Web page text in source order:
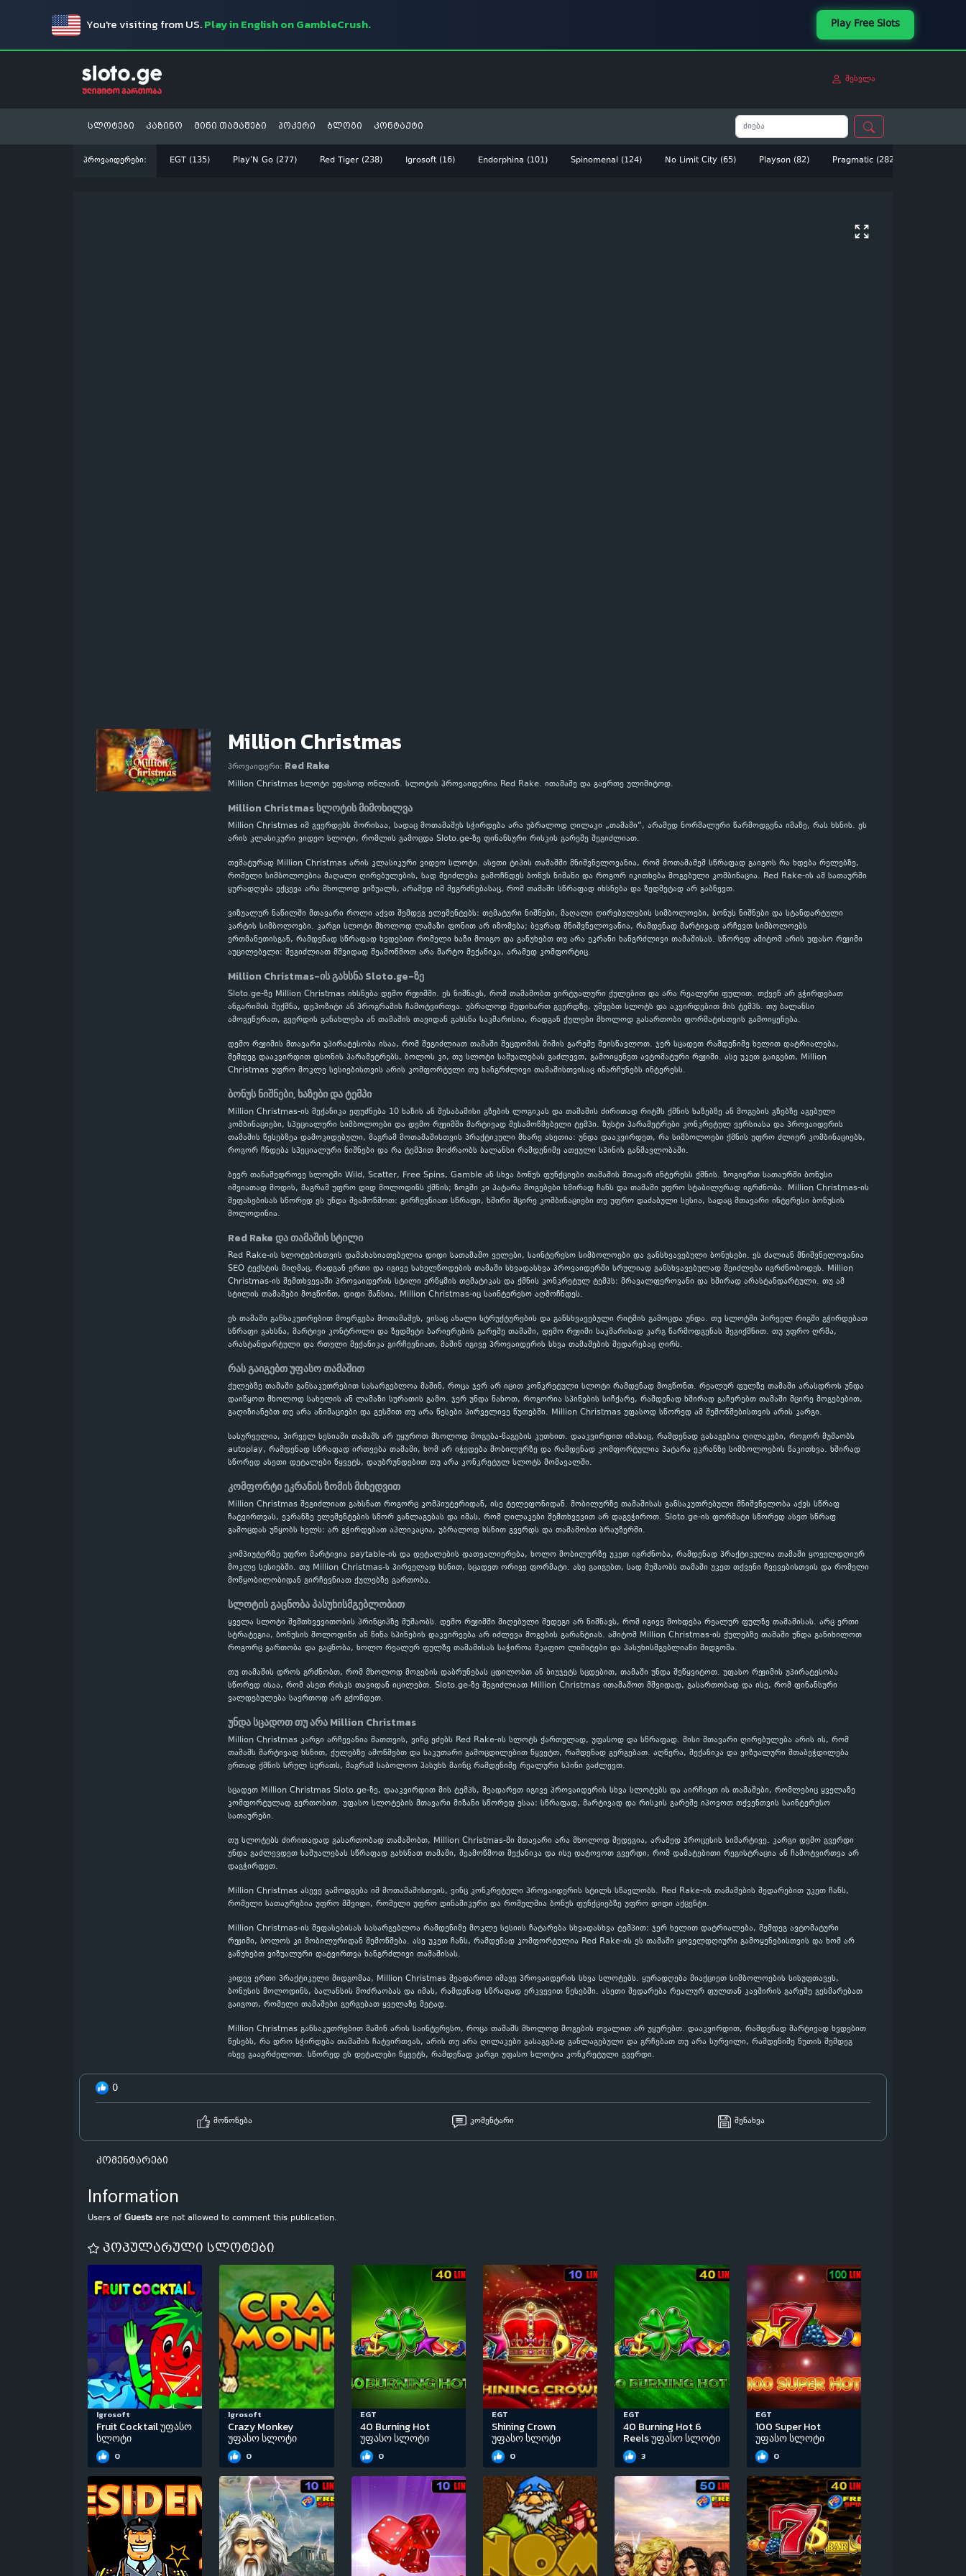
You're visiting from US.Play in English on GambleCrush. Play Free Slots
შესვლა
სლოტები კაზინო მინი თამაშები პოკერი ბლოგი კონტაქტი
პროვაიდერები: EGT (135) Play'N Go (277) Red Tiger (238) Igrosoft (16) Endorphina (101) Spinomenal (124) No Limit City (65) Playson (82) Pragmatic (282)
Million Christmas
პროვაიდერი: Red Rake
Million Christmas სლოტი უფასოდ ონლაინ. სლოტის პროვაიდერია Red Rake. ითამაშე და გაერთე ულიმიტოდ.
Million Christmas სლოტის მიმოხილვა
Million Christmas იმ გვერდებს შორისაა, სადაც მოთამაშეს სჭირდება არა უბრალოდ ღილაკი „თამაში“, არამედ ნორმალური წარმოდგენა იმაზე, რას ხსნის. ეს
არის კლასიკური ვიდეო სლოტი, რომლის გამოცდა Sloto.ge-ზე ფინანსური რისკის გარეშე შეგიძლიათ.
თემატურად Million Christmas არის კლასიკური ვიდეო სლოტი. ასეთი ტიპის თამაშში მნიშვნელოვანია, რომ მოთამაშემ სწრაფად გაიგოს რა ხდება რელებზე,
რომელი სიმბოლოებია მაღალი ღირებულების, სად შეიძლება გამოჩნდეს ბონუს ნიშანი და როგორ იკითხება მოგებული კომბინაცია. Red Rake-ის ამ სათაურში
ყურადღება ექცევა არა მხოლოდ ვიზუალს, არამედ იმ შეგრძნებასაც, რომ თამაში სწრაფად იხსნება და ზედმეტად არ გაბნევთ.
ვიზუალურ ნაწილში მთავარი როლი აქვთ შემდეგ ელემენტებს: თემატური ნიშნები, მაღალი ღირებულების სიმბოლოები, ბონუს ნიშნები და სტანდარტული
კარტის სიმბოლოები. კარგი სლოტი მხოლოდ ლამაზი ფონით არ იზომება; ბევრად მნიშვნელოვანია, რამდენად მარტივად არჩევთ სიმბოლოებს
ერთმანეთისგან, რამდენად სწრაფად ხვდებით რომელი ხაზი მოიგო და გაწუხებთ თუ არა ეკრანი ხანგრძლივი თამაშისას. სწორედ ამიტომ არის უფასო რეჟიმი
აუცილებელი: შეგიძლიათ მშვიდად შეამოწმოთ არა მარტო მექანიკა, არამედ კომფორტიც.
Million Christmas-ის გახსნა Sloto.ge-ზე
Sloto.ge-ზე Million Christmas იხსნება დემო რეჟიმში. ეს ნიშნავს, რომ თამაშობთ ვირტუალური ქულებით და არა რეალური ფულით. თქვენ არ გჭირდებათ
ანგარიშის შექმნა, დეპოზიტი ან პროგრამის ჩამოტვირთვა. უბრალოდ შედიხართ გვერდზე, უშვებთ სლოტს და აკვირდებით მის ტემპს. თუ ბალანსი
ამოგეწურათ, გვერდის განახლება ან თამაშის თავიდან გახსნა საკმარისია, რადგან ქულები მხოლოდ გასართობი ფორმატისთვის გამოიყენება.
დემო რეჟიმის მთავარი უპირატესობა ისაა, რომ შეგიძლიათ თამაში შეცდომის შიშის გარეშე შეისწავლოთ. ჯერ სცადეთ რამდენიმე ხელით დატრიალება,
შემდეგ დააკვირდით ფსონის პარამეტრებს, ბოლოს კი, თუ სლოტი საშუალებას გაძლევთ, გამოიყენეთ ავტომატური რეჟიმი. ასე უკეთ გაიგებთ, Million
Christmas უფრო მოკლე სესიებისთვის არის კომფორტული თუ ხანგრძლივი თამაშისთვისაც ინარჩუნებს ინტერესს.
ბონუს ნიშნები, ხაზები და ტემპი
Million Christmas-ის მექანიკა ეფუძნება 10 ხაზის ან შესაბამისი გზების ლოგიკას და თამაშის ძირითად რიტმს ქმნის ხაზებზე ან მოგების გზებზე აგებული
კომბინაციები, სპეციალური სიმბოლოები და დემო რეჟიმში მარტივად შესამოწმებელი ტემპი. ზუსტი პარამეტრები კონკრეტულ ვერსიასა და პროვაიდერის
თამაშის წესებზეა დამოკიდებული, მაგრამ მოთამაშისთვის პრაქტიკული მხარე ასეთია: უნდა დააკვირდეთ, რა სიმბოლოები ქმნის უფრო ძლიერ კომბინაციებს,
როგორ ჩნდება სპეციალური ნიშნები და რა ტემპით მოძრაობს ბალანსი რამდენიმე ათეული სპინის განმავლობაში.
ბევრ თანამედროვე სლოტში Wild, Scatter, Free Spins, Gamble ან სხვა ბონუს ფუნქციები თამაშის მთავარ ინტერესს ქმნის. ზოგიერთ სათაურში ბონუსი
იშვიათად მოდის, მაგრამ უფრო დიდ მოლოდინს ქმნის; ზოგში კი პატარა მოგებები ხშირად ჩანს და თამაში უფრო სტაბილურად იგრძნობა. Million Christmas-ის
შეფასებისას სწორედ ეს უნდა შეამოწმოთ: გირჩევნიათ სწრაფი, ხშირი მცირე კომბინაციები თუ უფრო დაძაბული სესია, სადაც მთავარი ინტერესი ბონუსის
მოლოდინია.
Red Rake და თამაშის სტილი
Red Rake-ის სლოტებისთვის დამახასიათებელია დიდი სათამაშო ველები, საინტერესო სიმბოლოები და განსხვავებული ბონუსები. ეს ძალიან მნიშვნელოვანია
SEO ტექსტის მიღმაც, რადგან ერთი და იგივე სახელწოდების თამაში სხვადასხვა პროვაიდერში სრულიად განსხვავებულად შეიძლება იგრძნობოდეს. Million
Christmas-ის შემთხვევაში პროვაიდერის სტილი ერწყმის თემატიკას და ქმნის კონკრეტულ ტემპს: მრავალფეროვანი და ხშირად არასტანდარტული. თუ ამ
სტილის თამაშები მოგწონთ, დიდი შანსია, Million Christmas-იც საინტერესო აღმოჩნდეს.
ეს თამაში განსაკუთრებით მოერგება მოთამაშეს, ვისაც ახალი სტრუქტურების და განსხვავებული რიტმის გამოცდა უნდა. თუ სლოტში პირველ რიგში გჭირდებათ
სწრაფი გახსნა, მარტივი კონტროლი და ზედმეტი ბარიერების გარეშე თამაში, დემო რეჟიმი საკმარისად კარგ წარმოდგენას შეგიქმნით. თუ უფრო ღრმა,
არასტანდარტული და რთული მექანიკა გირჩევნიათ, მაშინ იგივე პროვაიდერის სხვა თამაშების შედარებაც ღირს.
რას გაიგებთ უფასო თამაშით
ქულებზე თამაში განსაკუთრებით სასარგებლოა მაშინ, როცა ჯერ არ იცით კონკრეტული სლოტი რამდენად მოგწონთ. რეალურ ფულზე თამაში არასდროს უნდა
დაიწყოთ მხოლოდ სახელის ან ლამაზი სურათის გამო. ჯერ უნდა ნახოთ, როგორია სპინების სიჩქარე, რამდენად ხშირად გაჩერებთ თამაში მცირე მოგებებით,
გაღიზიანებთ თუ არა ანიმაციები და გესმით თუ არა წესები პირველივე წუთებში. Million Christmas უფასოდ სწორედ ამ შემოწმებისთვის არის კარგი.
სასურველია, პირველ სესიაში თამაშს არ უყუროთ მხოლოდ მოგება-წაგების კუთხით. დააკვირდით იმასაც, რამდენად გასაგებია ღილაკები, როგორ მუშაობს
autoplay, რამდენად სწრაფად ირთვება თამაში, ხომ არ იჭედება მობილურზე და რამდენად კომფორტულია პატარა ეკრანზე სიმბოლოების წაკითხვა. ხშირად
სწორედ ასეთი დეტალები წყვეტს, დაუბრუნდებით თუ არა კონკრეტულ სლოტს მომავალში.
კომფორტი ეკრანის ზომის მიხედვით
Million Christmas შეგიძლიათ გახსნათ როგორც კომპიუტერიდან, ისე ტელეფონიდან. მობილურზე თამაშისას განსაკუთრებული მნიშვნელობა აქვს სწრაფ
ჩატვირთვას, ეკრანზე ელემენტების სწორ განლაგებას და იმას, რომ ღილაკები შემთხვევით არ დაგეჭიროთ. Sloto.ge-ის ფორმატი სწორედ ასეთ სწრაფ
გამოცდას უწყობს ხელს: არ გჭირდებათ აპლიკაცია, უბრალოდ ხსნით გვერდს და თამაშობთ ბრაუზერში.
კომპიუტერზე უფრო მარტივია paytable-ის და დეტალების დათვალიერება, ხოლო მობილურზე უკეთ იგრძნობა, რამდენად პრაქტიკულია თამაში ყოველდღიურ
მოკლე სესიებში. თუ Million Christmas-ს პირველად ხსნით, სცადეთ ორივე ფორმატი. ასე გაიგებთ, სად მუშაობს თამაში უკეთ თქვენი ჩვევებისთვის და რომელი
მოწყობილობიდან გირჩევნიათ ქულებზე გართობა.
სლოტის გაცნობა პასუხისმგებლობით
ყველა სლოტი შემთხვევითობის პრინციპზე მუშაობს. დემო რეჟიმში მიღებული შედეგი არ ნიშნავს, რომ იგივე მოხდება რეალურ ფულზე თამაშისას. არც ერთი
სტრატეგია, ბონუსის მოლოდინი ან წინა სპინების დაკვირვება არ იძლევა მოგების გარანტიას. ამიტომ Million Christmas-ის ქულებზე თამაში უნდა განიხილოთ
როგორც გართობა და გაცნობა, ხოლო რეალურ ფულზე თამაშისას საჭიროა მკაფიო ლიმიტები და პასუხისმგებლიანი მიდგომა.
თუ თამაშის დროს გრძნობთ, რომ მხოლოდ მოგების დაბრუნებას ცდილობთ ან ბიუჯეტს სცდებით, თამაში უნდა შეწყვიტოთ. უფასო რეჟიმის უპირატესობა
სწორედ ისაა, რომ ასეთ რისკს თავიდან იცილებთ. Sloto.ge-ზე შეგიძლიათ Million Christmas ითამაშოთ მშვიდად, გასართობად და ისე, რომ ფინანსური
ვალდებულება საერთოდ არ გქონდეთ.
უნდა სცადოთ თუ არა Million Christmas
Million Christmas კარგი არჩევანია მათთვის, ვინც ეძებს Red Rake-ის სლოტს ქართულად, უფასოდ და სწრაფად. მისი მთავარი ღირებულება არის ის, რომ
თამაშს მარტივად ხსნით, ქულებზე ამოწმებთ და საკუთარი გამოცდილებით წყვეტთ, რამდენად გერგებათ. აღწერა, მექანიკა და ვიზუალური შთაბეჭდილება
ერთად ქმნის სრულ სურათს, მაგრამ საბოლოო პასუხს მაინც რამდენიმე რეალური სპინი გაძლევთ.
სცადეთ Million Christmas Sloto.ge-ზე, დააკვირდით მის ტემპს, შეადარეთ იგივე პროვაიდერის სხვა სლოტებს და აირჩიეთ ის თამაშები, რომლებიც ყველაზე
კომფორტულად გერთობით. უფასო სლოტების მთავარი მიზანი სწორედ ესაა: სწრაფად, მარტივად და რისკის გარეშე იპოვოთ თქვენთვის საინტერესო
სათაურები.
თუ სლოტებს ძირითადად გასართობად თამაშობთ, Million Christmas-ში მთავარი არა მხოლოდ შედეგია, არამედ პროცესის სიმარტივე. კარგი დემო გვერდი
უნდა გაძლევდეთ საშუალებას სწრაფად გახსნათ თამაში, შეამოწმოთ მექანიკა და ისე დატოვოთ გვერდი, რომ დამატებითი რეგისტრაცია ან ჩამოტვირთვა არ
დაგჭირდეთ.
Million Christmas ასევე გამოდგება იმ მოთამაშისთვის, ვინც კონკრეტული პროვაიდერის სტილს სწავლობს. Red Rake-ის თამაშების შედარებით უკეთ ჩანს,
რომელი სათაურებია უფრო მშვიდი, რომელი უფრო დინამიკური და რომელშია ბონუს ფუნქციებზე უფრო დიდი აქცენტი.
Million Christmas-ის შეფასებისას სასარგებლოა რამდენიმე მოკლე სესიის ჩატარება სხვადასხვა ტემპით: ჯერ ხელით დატრიალება, შემდეგ ავტომატური
რეჟიმი, ბოლოს კი მობილურიდან შემოწმება. ასე უკეთ ჩანს, რამდენად კომფორტულია Red Rake-ის ეს თამაში ყოველდღიური გამოყენებისთვის და ხომ არ
გაწუხებთ ვიზუალური დატვირთვა ხანგრძლივი თამაშისას.
კიდევ ერთი პრაქტიკული მიდგომაა, Million Christmas შეადაროთ იმავე პროვაიდერის სხვა სლოტებს. ყურადღება მიაქციეთ სიმბოლოების სისუფთავეს,
ბონუსის მოლოდინს, ბალანსის მოძრაობას და იმას, რამდენად სწრაფად ერკვევით წესებში. ასეთი შედარება რეალურ ფულთან კავშირის გარეშე გეხმარებათ
გაიგოთ, რომელი თამაშები გერგებათ ყველაზე მეტად.
Million Christmas განსაკუთრებით მაშინ არის საინტერესო, როცა თამაშს მხოლოდ მოგების თვალით არ უყურებთ. დააკვირდით, რამდენად მარტივად ხვდებით
წესებს, რა დრო სჭირდება თამაშის ჩატვირთვას, არის თუ არა ღილაკები გასაგებად განლაგებული და გრჩებათ თუ არა სურვილი, რამდენიმე წუთის შემდეგ
ისევ გააგრძელოთ. სწორედ ეს დეტალები წყვეტს, რამდენად კარგი უფასო სლოტია კონკრეტული გვერდი.
0
მოწონება კომენტარი შენახვა
კომენტარები
Information
Users ofGuests are not allowed to comment this publication.
პოპულარული სლოტები
Igrosoft
Fruit Cocktail უფასო
სლოტი
0
Igrosoft
Crazy Monkey
უფასო სლოტი
0
EGT
40 Burning Hot
უფასო სლოტი
0
EGT
Shining Crown
უფასო სლოტი
0
EGT
40 Burning Hot 6
Reels უფასო სლოტი
3
EGT
100 Super Hot
უფასო სლოტი
0